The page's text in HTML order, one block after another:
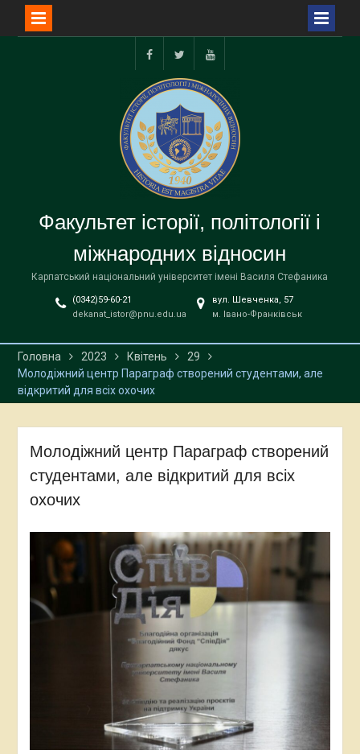
facebooktwitter youtube
Факультет історії, політології і
міжнародних відносин
Карпатський національний університет імені Василя Стефаника
(0342)59-60-21
dekanat_istor@pnu.edu.ua
вул. Шевченка, 57
м. Івано-Франківськ
Головна 2023 Квітень
29
Молодіжний центр Параграф створений студентами, але
відкритий для всіх охочих
Молодіжний центр Параграф створений
студентами, але відкритий для всіх
охочих